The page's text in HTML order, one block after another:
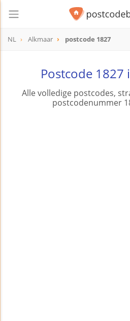
NL Alkmaar postcode 1827
Postcode 1827
Alle volledige postcodes,
postcodenummer